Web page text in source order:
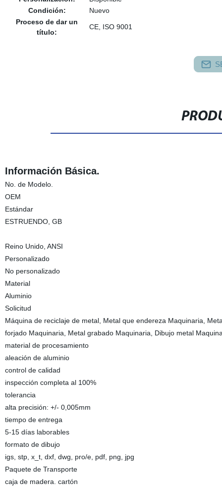
Condición:
Nuevo
Proceso de dar un
título:
CE, ISO 9001
Información Básica.
No. de Modelo.
OEM
Estándar
ESTRUENDO, GB
Reino Unido, ANSI
Personalizado
No personalizado
Material
Aluminio
Solicitud
Máquina de reciclaje de metal, Metal que endereza Maquinaria,
forjado Maquinaria, Metal grabado Maquinaria, Dibujo metal
material de procesamiento
aleación de aluminio
control de calidad
inspección completa al 100%
tolerancia
alta precisión: +/- 0,005mm
tiempo de entrega
5-15 días laborables
formato de dibujo
igs, stp, x_t, dxf, dwg, pro/e, pdf, png, jpg
Paquete de Transporte
caja de madera. cartón